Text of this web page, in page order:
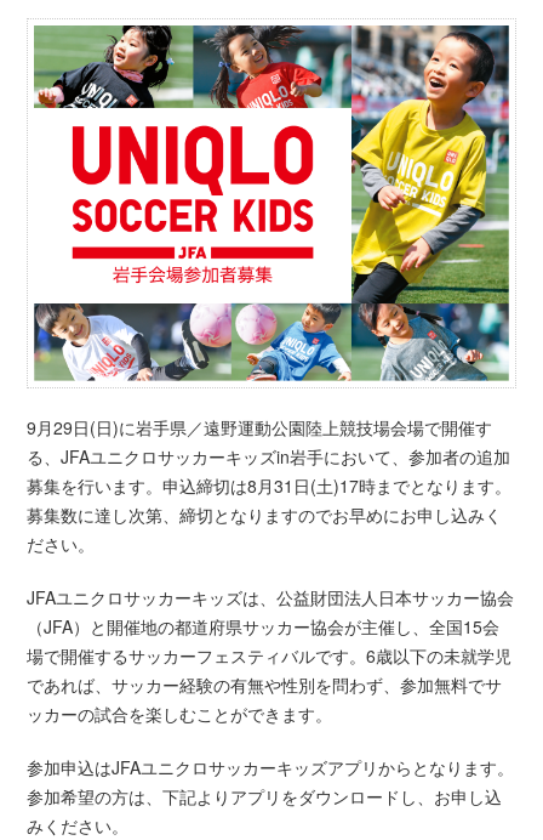
9月29日(日)に岩手県／遠野運動公園陸上競技場会場で開催す
る、JFAユニクロサッカーキッズin岩手において、参加者の追加
募集を行います。申込締切は8月31日(土)17時までとなります。
募集数に達し次第、締切となりますのでお早めにお申し込みく
ださい。
JFAユニクロサッカーキッズは、公益財団法人日本サッカー協会
（JFA）と開催地の都道府県サッカー協会が主催し、全国15会
場で開催するサッカーフェスティバルです。6歳以下の未就学児
であれば、サッカー経験の有無や性別を問わず、参加無料でサ
ッカーの試合を楽しむことができます。
参加申込はJFAユニクロサッカーキッズアプリからとなります。
参加希望の方は、下記よりアプリをダウンロードし、お申し込
みください。